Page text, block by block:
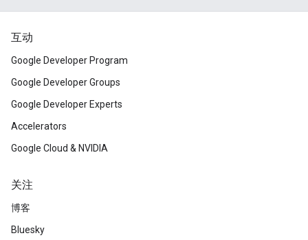
互动
Google Developer Program
Google Developer Groups
Google Developer Experts
Accelerators
Google Cloud & NVIDIA
关注
博客
Bluesky